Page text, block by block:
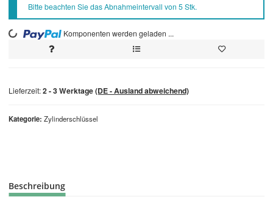
Kategorie Zylinderschlüssel
Bitte beachten Sie das Abnahmeintervall von 5 Stk.
Loading... Komponenten werden geladen ...
Lieferzeit:2 - 3 Werktage(DE - Ausland abweichend)
Beschreibung